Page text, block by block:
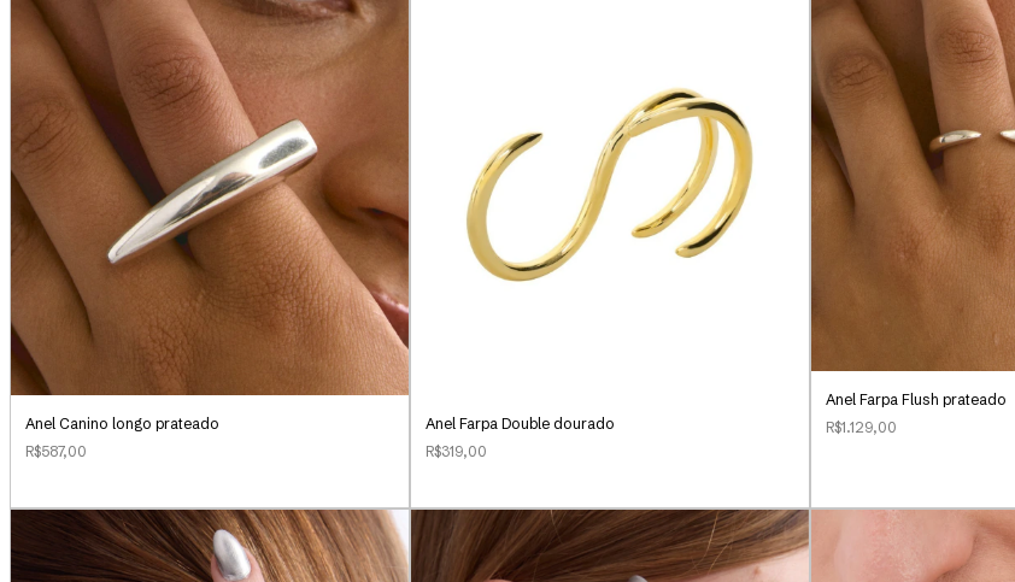
Anel Canino longo prateado
R$587,00
Anel Farpa Double dourado
R$319,00
Anel Farpa Flush prateado
R$1.129,00